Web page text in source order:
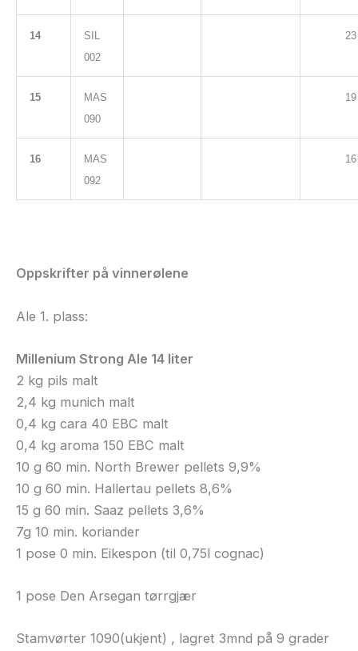
14
SIL
002
23
15
MAS
090
19
16
MAS
092
16
Oppskrifter på vinnerølene
Ale 1. plass:
Millenium Strong Ale 14 liter
2 kg pils malt
2,4 kg munich malt
0,4 kg cara 40 EBC malt
0,4 kg aroma 150 EBC malt
10 g 60 min. North Brewer pellets 9,9%
10 g 60 min. Hallertau pellets 8,6%
15 g 60 min. Saaz pellets 3,6%
7g 10 min. koriander
1 pose 0 min. Eikespon (til 0,75l cognac)
1 pose Den Arsegan tørrgjær
Stamvørter 1090(ukjent) , lagret 3mnd på 9 grader